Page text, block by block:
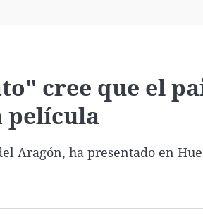
cree que el
película
Aragón, ha presentado en